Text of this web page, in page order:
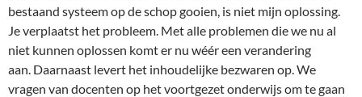
bestaand systeem op de schop gooien, is niet mijn oplossing.
Je verplaatst het probleem. Met alle problemen die we nu al
niet kunnen oplossen komt er nu wéér een verandering
aan. Daarnaast levert het inhoudelijke bezwaren op. We
vragen van docenten op het voortgezet onderwijs om te gaan